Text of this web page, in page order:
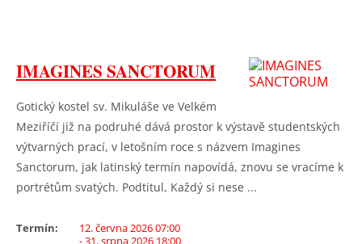
IMAGINES SANCTORUM
Gotický kostel sv. Mikuláše ve Velkém
Meziříčí již na podruhé dává prostor k výstavě studentských
výtvarných prací, v letošním roce s názvem Imagines
Sanctorum, jak latinský termín napovídá, znovu se vracíme k
portrétům svatých. Podtitul, Každý si nese ...
Termín:
12. června 2026 07:00
- 31. srpna 2026 18:00